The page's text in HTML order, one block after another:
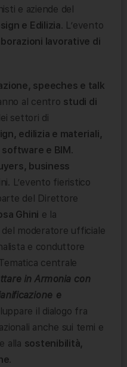
e aziende del
e Edilizia. L’evento
lavorative di
speeches e talk
al centro studi di
settori di
edilizia e materiali,
e BIM .
business
L’evento fieristico
del Direttore
Ghini e la
moderatore ufficiale
e conduttore
centrale
in Armonia con
e
il dialogo fra
anche sui temi e
alla sostenibilità,
.